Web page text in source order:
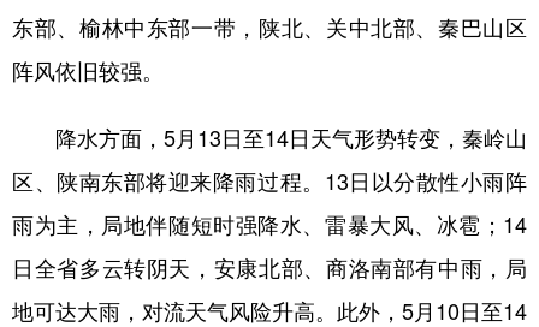
东部、榆林中东部一带，陕北、关中北部、秦巴山区
阵风依旧较强。
降水方面，5月13日至14日天气形势转变，秦岭山
区、陕南东部将迎来降雨过程。13日以分散性小雨阵
雨为主，局地伴随短时强降水、雷暴大风、冰雹；14
日全省多云转阴天，安康北部、商洛南部有中雨，局
地可达大雨，对流天气风险升高。此外，5月10日至14